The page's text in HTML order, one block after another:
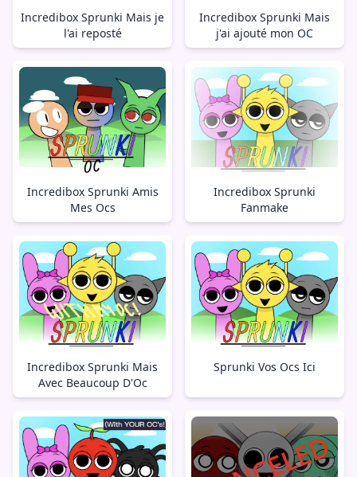
Incredibox Sprunki Mais je
l'ai reposté
Incredibox Sprunki Mais
j'ai ajouté mon OC
Incredibox Sprunki Amis
Mes Ocs
Incredibox Sprunki
Fanmake
Incredibox Sprunki Mais
Avec Beaucoup D'Oc
Sprunki Vos Ocs Ici